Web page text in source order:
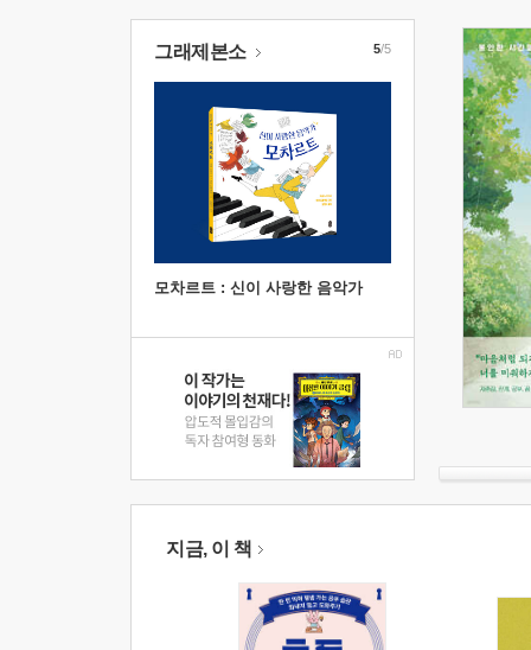
그래제본소
모차르트 : 신이 사랑한 음악가
5/5
지금, 이 책